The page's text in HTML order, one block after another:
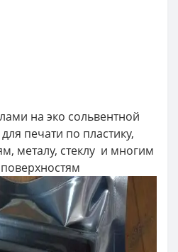
на эко сольвентной
печати по пластику,
металу, стеклу и многим